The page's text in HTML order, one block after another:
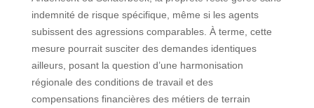
indemnité de risque spécifique, même si les agents
subissent des agressions comparables. À terme, cette
mesure pourrait susciter des demandes identiques
ailleurs, posant la question d’une harmonisation
régionale des conditions de travail et des
compensations financières des métiers de terrain